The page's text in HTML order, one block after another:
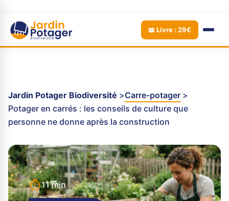
📖 Livre : 29€
Jardin Potager Biodiversité
Carre-potager
Potager en carrés : les conseils de culture que
personne ne donne après la construction
11 min